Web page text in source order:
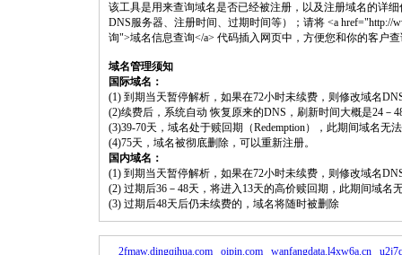
该工具是用来查询域名是否已经被注册，以及注册域名的详
DNS服务器、注册时间、过期时间等）；请将 <a href="http://
询">域名信息查询</a> 代码插入网页中，方便您和你的客户
域名管理须知
国际域名：
(1) 到期当天暂停解析，如果在72小时未续费，则修改域名
(2)续费后，系统自动 恢复原来的DNS，刷新时间大概是24－
(3)39-70天，域名处于赎回期（Redemption），此期间域名无
(4)75天，域名被彻底删除，可以重新注册。
国内域名：
(1) 到期当天暂停解析，如果在72小时未续费，则修改域名
(2) 过期后36－48天，将进入13天的高价赎回期，此期间域名
(3) 过期后48天后仍未续费的，域名将随时被删除
2fmaw.dingqihua.com oipin.com wanfangdata.l4xw6a.cn